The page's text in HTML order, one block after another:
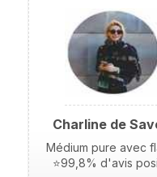
Charline de
Médium pure avec
⭐99,8% d'avis